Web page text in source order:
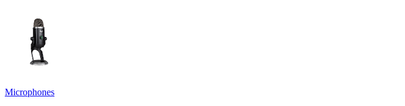
Microphones